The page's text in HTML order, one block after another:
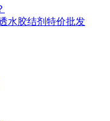
水胶结剂特价批发